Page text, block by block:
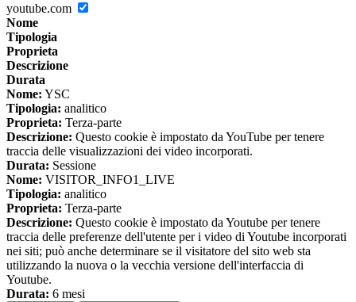
youtube.com
Nome
Tipologia
Proprieta
Descrizione
Durata
Nome: YSC
Tipologia: analitico
Proprieta: Terza-parte
Descrizione: Questo cookie è impostato da YouTube per tenere
traccia delle visualizzazioni dei video incorporati.
Durata: Sessione
Nome: VISITOR_INFO1_LIVE
Tipologia: analitico
Proprieta: Terza-parte
Descrizione: Questo cookie è impostato da Youtube per tenere
traccia delle preferenze dell'utente per i video di Youtube incorporati
nei siti; può anche determinare se il visitatore del sito web sta
utilizzando la nuova o la vecchia versione dell'interfaccia di
Youtube.
Durata: 6 mesi